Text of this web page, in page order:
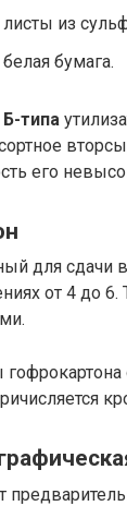
листы из
белая бумага.
типа
его
для сдачи
от 4 до